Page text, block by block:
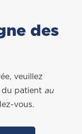
des
veuillez
du patient au
vous.